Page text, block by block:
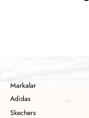
Markalar
Adidas
Skechers